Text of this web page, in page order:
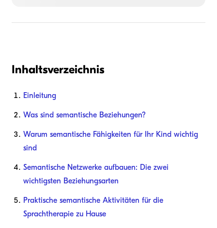
Inhaltsverzeichnis
Einleitung
Was sind semantische Beziehungen?
Warum semantische Fähigkeiten für Ihr Kind wichtig
sind
Semantische Netzwerke aufbauen: Die zwei
wichtigsten Beziehungsarten
Praktische semantische Aktivitäten für die
Sprachtherapie zu Hause